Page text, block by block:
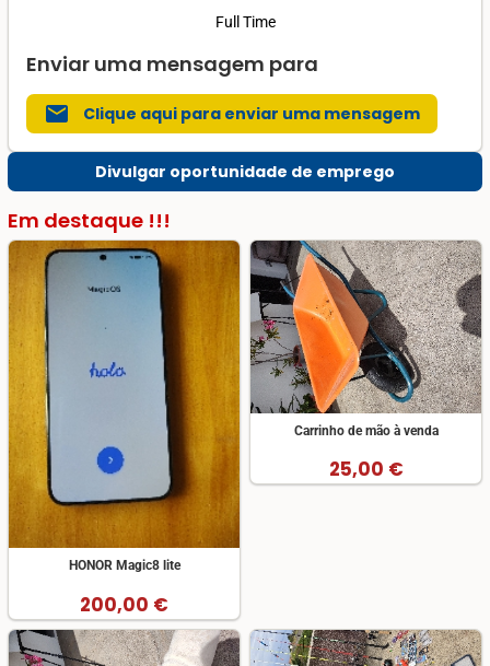
Full Time
Enviar uma mensagem para
mail Clique aqui para enviar uma mensagem
Divulgar oportunidade de emprego
Em destaque !!!
HONOR Magic8 lite
200,00 €
Carrinho de mão à venda
25,00 €